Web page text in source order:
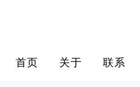
首页 关于 联系